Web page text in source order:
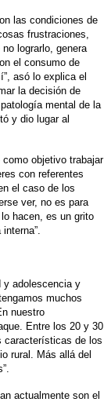
las condiciones de
frustraciones,
lograrlo, genera
el consumo de
asó lo explica el
la decisión de
mental de la
y dio lugar al
objetivo trabajar
con referentes
el caso de los
ver, no es para
hacen, es un grito
y adolescencia y
muchos
nuestro
Entre los 20 y 30
características de los
rural. Más allá del
actualmente son el